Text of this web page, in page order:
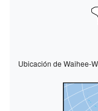
Ubicación de Waihee-